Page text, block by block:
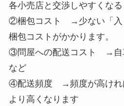
各小売店と交渉しやすくなる
②梱包コスト →少ない「入
梱包コストがかかります。
③問屋への配送コスト →自
など
④配送頻度 →頻度が高けれ
より高くなります